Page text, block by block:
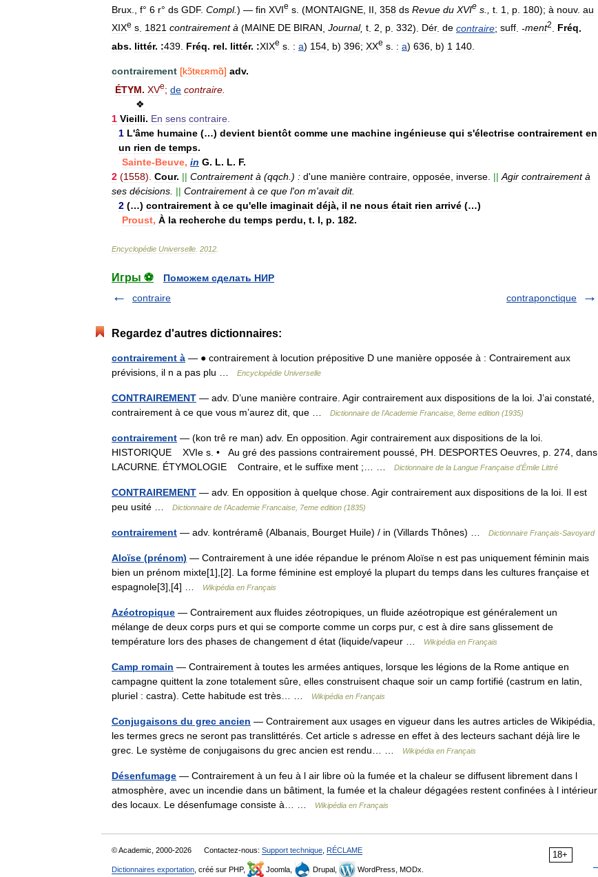
Brux
f° 6 r° ds GDF. Compl.) — fin XVIe s . (MONTAIGNE II 358 ds Revue du XVIe s t 1 p 180); à nouv. au
XIXe s 1821 contrairement à (MAINE DE BIRAN Journal, t 2 p 332). Dér. de contraire; suff -ment2 Fréq.
abs. littér. :439 Fréq. rel. littér. :XIXe s : a) 154 b) 396; XXe s : a) 636 b) 1 140
contrairement [kɔ̃tʀɛʀmɑ̃] adv.
ÉTYM. XVe; de contraire
❖
1 Vieilli. En sens contraire
1 L'âme humaine (…) devient bientôt comme une machine ingénieuse qui s'électrise contrairement en
un rien de temps.
Sainte-Beuve, in G. L. L. F.
2 (1558). Cour. || Contrairement à (qqch .) : d'une manière contraire opposée inverse || Agir contrairement à
ses décisions || Contrairement à ce que l'on m'avait dit.
2 (…) contrairement à ce qu'elle imaginait déjà, il ne nous était rien arrivé (…)
Proust, À la recherche du temps perdu, t. I, p. 182.
Encyclopédie Universelle 2012
Игры ⚽
Поможем сделать НИР
contraire
contraponctique
Regardez d'autres dictionnaires:
contrairement à — ● contrairement à locution prépositive D une manière opposée à : Contrairement aux
prévisions, il n a pas plu …
Encyclopédie Universelle
CONTRAIREMENT — adv. D’une manière contraire. Agir contrairement aux dispositions de la loi. J’ai constaté,
contrairement à ce que vous m’aurez dit, que …
Dictionnaire de l'Academie Francaise, 8eme edition (1935)
contrairement — (kon trê re man) adv. En opposition. Agir contrairement aux dispositions de la loi.
HISTORIQUE XVIe s. • Au gré des passions contrairement poussé, PH. DESPORTES Oeuvres, p. 274, dans
LACURNE. ÉTYMOLOGIE Contraire, et le suffixe ment ;… …
Dictionnaire de la Langue Française d'Émile Littré
CONTRAIREMENT — adv. En opposition à quelque chose. Agir contrairement aux dispositions de la loi. Il est
peu usité …
Dictionnaire de l'Academie Francaise, 7eme edition (1835)
contrairement — adv. kontréramê (Albanais, Bourget Huile) / in (Villards Thônes) … Dictionnaire Français-Savoyard
Aloïse (prénom) — Contrairement à une idée répandue le prénom Aloïse n est pas uniquement féminin mais
bien un prénom mixte[1],[2]. La forme féminine est employé la plupart du temps dans les cultures française et
espagnole[3],[4] …
Wikipédia en Français
Azéotropique — Contrairement aux fluides zéotropiques, un fluide azéotropique est généralement un
mélange de deux corps purs et qui se comporte comme un corps pur, c est à dire sans glissement de
température lors des phases de changement d état (liquide/vapeur …
Wikipédia en Français
Camp romain — Contrairement à toutes les armées antiques, lorsque les légions de la Rome antique en
campagne quittent la zone totalement sûre, elles construisent chaque soir un camp fortifié (castrum en latin,
pluriel : castra). Cette habitude est très… …
Wikipédia en Français
Conjugaisons du grec ancien — Contrairement aux usages en vigueur dans les autres articles de Wikipédia,
les termes grecs ne seront pas translittérés. Cet article s adresse en effet à des lecteurs sachant déjà lire le
grec. Le système de conjugaisons du grec ancien est rendu… …
Wikipédia en Français
Désenfumage — Contrairement à un feu à l air libre où la fumée et la chaleur se diffusent librement dans l
atmosphère, avec un incendie dans un bâtiment, la fumée et la chaleur dégagées restent confinées à l intérieur
des locaux. Le désenfumage consiste à… …
Wikipédia en Français
18+
© Academic, 2000-2026 Contactez-nous: Support technique RÉCLAME
Dictionnaires exportation , créé sur PHP, Joomla, Drupal, WordPress, MODx.